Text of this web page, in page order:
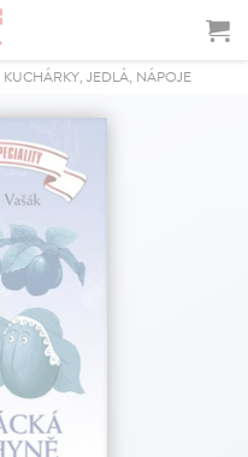
KUCHÁRKY, JEDLÁ, NÁPOJE